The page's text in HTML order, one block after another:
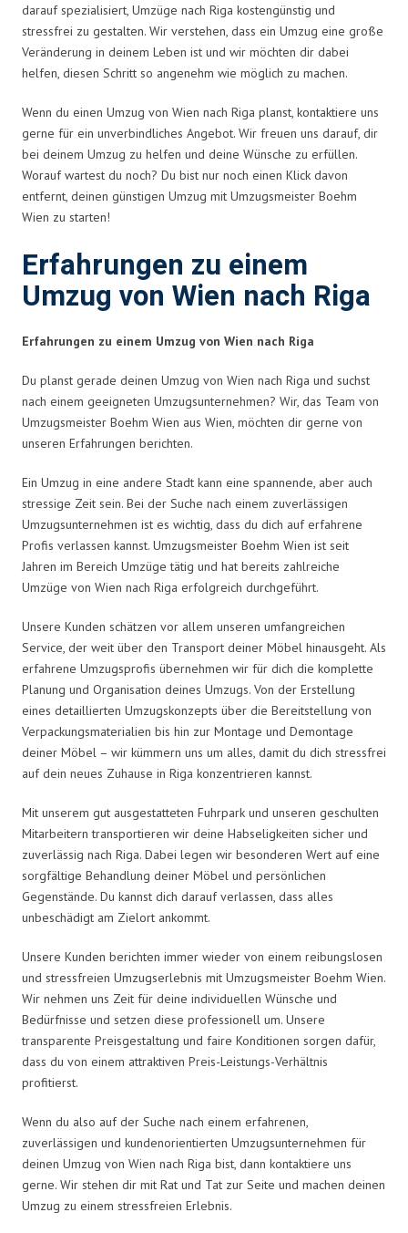
darauf spezialisiert, Umzüge nach Riga kostengünstig und
stressfrei zu gestalten. Wir verstehen, dass ein Umzug eine große
Veränderung in deinem Leben ist und wir möchten dir dabei
helfen, diesen Schritt so angenehm wie möglich zu machen.
Wenn du einen Umzug von Wien nach Riga planst, kontaktiere uns
gerne für ein unverbindliches Angebot. Wir freuen uns darauf, dir
bei deinem Umzug zu helfen und deine Wünsche zu erfüllen.
Worauf wartest du noch? Du bist nur noch einen Klick davon
entfernt, deinen günstigen Umzug mit Umzugsmeister Boehm
Wien zu starten!
Erfahrungen zu einem
Umzug von Wien nach Riga
Erfahrungen zu einem Umzug von Wien nach Riga
Du planst gerade deinen Umzug von Wien nach Riga und suchst
nach einem geeigneten Umzugsunternehmen? Wir, das Team von
Umzugsmeister Boehm Wien aus Wien, möchten dir gerne von
unseren Erfahrungen berichten.
Ein Umzug in eine andere Stadt kann eine spannende, aber auch
stressige Zeit sein. Bei der Suche nach einem zuverlässigen
Umzugsunternehmen ist es wichtig, dass du dich auf erfahrene
Profis verlassen kannst. Umzugsmeister Boehm Wien ist seit
Jahren im Bereich Umzüge tätig und hat bereits zahlreiche
Umzüge von Wien nach Riga erfolgreich durchgeführt.
Unsere Kunden schätzen vor allem unseren umfangreichen
Service, der weit über den Transport deiner Möbel hinausgeht. Als
erfahrene Umzugsprofis übernehmen wir für dich die komplette
Planung und Organisation deines Umzugs. Von der Erstellung
eines detaillierten Umzugskonzepts über die Bereitstellung von
Verpackungsmaterialien bis hin zur Montage und Demontage
deiner Möbel – wir kümmern uns um alles, damit du dich stressfrei
auf dein neues Zuhause in Riga konzentrieren kannst.
Mit unserem gut ausgestatteten Fuhrpark und unseren geschulten
Mitarbeitern transportieren wir deine Habseligkeiten sicher und
zuverlässig nach Riga. Dabei legen wir besonderen Wert auf eine
sorgfältige Behandlung deiner Möbel und persönlichen
Gegenstände. Du kannst dich darauf verlassen, dass alles
unbeschädigt am Zielort ankommt.
Unsere Kunden berichten immer wieder von einem reibungslosen
und stressfreien Umzugserlebnis mit Umzugsmeister Boehm Wien.
Wir nehmen uns Zeit für deine individuellen Wünsche und
Bedürfnisse und setzen diese professionell um. Unsere
transparente Preisgestaltung und faire Konditionen sorgen dafür,
dass du von einem attraktiven Preis-Leistungs-Verhältnis
profitierst.
Wenn du also auf der Suche nach einem erfahrenen,
zuverlässigen und kundenorientierten Umzugsunternehmen für
deinen Umzug von Wien nach Riga bist, dann kontaktiere uns
gerne. Wir stehen dir mit Rat und Tat zur Seite und machen deinen
Umzug zu einem stressfreien Erlebnis.